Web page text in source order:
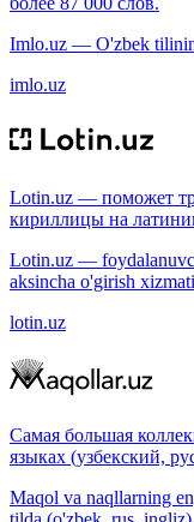
Imlo.uz — O'zbek
imlo.uz
Lotin.uz — поможет
кириллицы на
Lotin.uz —
aksincha o'girish
lotin.uz
Самая большая
языках (узбекский,
Maqol va naqllarning